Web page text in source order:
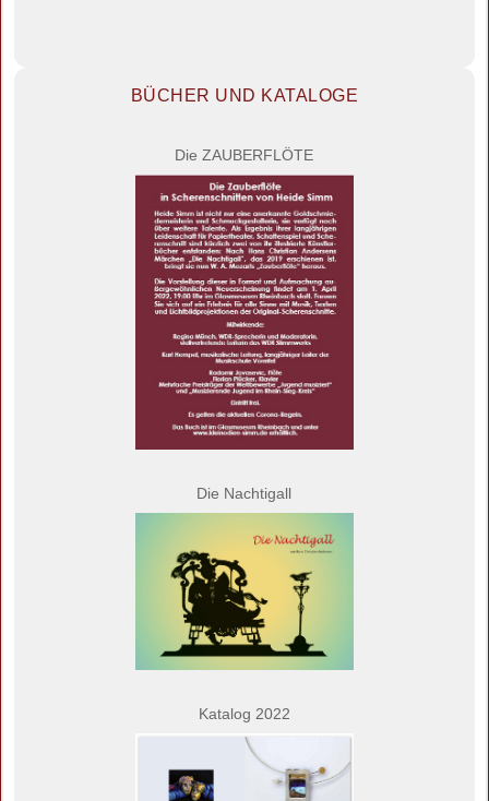
BÜCHER UND KATALOGE
Die ZAUBERFLÖTE
Die Nachtigall
Katalog 2022